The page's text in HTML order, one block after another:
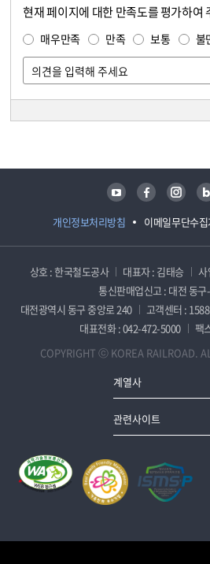
현재 페이지에 대한 만족도를 평가하여
매우만족 만족 보통 불
개인정보처리방침 이메일무단수
유튜브 페이스북 인스타그램 블로그
상호 : 한국철도공사 대표자 : 김태승
사
통신판매업신고 : 대전 동
대전광역시 동구 중앙로 240
고객센터 :
대표전화 : 042-472-5000
팩
COPYRIGHT ⓒ KOREA RAILROAD.
계열사
관련사이트